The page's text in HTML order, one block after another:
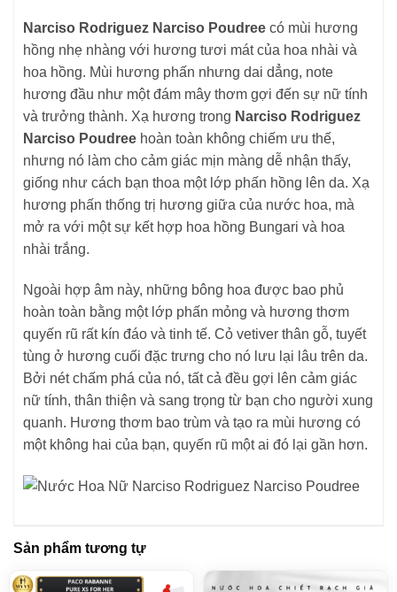
Narciso Rodriguez Narciso Poudree có mùi hương
hồng nhẹ nhàng với hương tươi mát của hoa nhài và
hoa hồng. Mùi hương phấn nhưng dai dẳng, note
hương đầu như một đám mây thơm gợi đến sự nữ tính
và trưởng thành. Xạ hương trong Narciso Rodriguez
Narciso Poudree hoàn toàn không chiếm ưu thế,
nhưng nó làm cho cảm giác mịn màng dễ nhận thấy,
giống như cách bạn thoa một lớp phấn hồng lên da. Xạ
hương phấn thống trị hương giữa của nước hoa, mà
mở ra với một sự kết hợp hoa hồng Bungari và hoa
nhài trắng.
Ngoài hợp âm này, những bông hoa được bao phủ
hoàn toàn bằng một lớp phấn mỏng và hương thơm
quyến rũ rất kín đáo và tinh tế. Cỏ vetiver thân gỗ, tuyết
tùng ở hương cuối đặc trưng cho nó lưu lại lâu trên da.
Bởi nét chấm phá của nó, tất cả đều gợi lên cảm giác
nữ tính, thân thiện và sang trọng từ bạn cho người xung
quanh. Hương thơm bao trùm và tạo ra mùi hương có
một không hai của bạn, quyến rũ một ai đó lại gần hơn.
Sản phẩm tương tự